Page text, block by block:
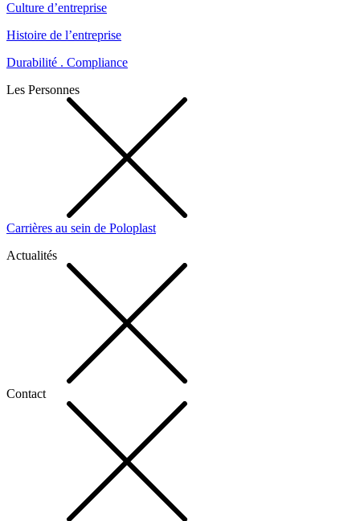
Culture d’entreprise
Histoire de l’entreprise
Durabilité . Compliance
Les Personnes
Carrières au sein de Poloplast
Actualités
Contact